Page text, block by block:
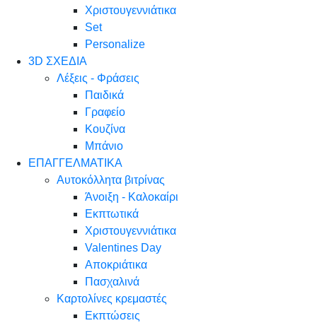
Χριστουγεννιάτικα
Set
Personalize
3D ΣΧΕΔΙΑ
Λέξεις - Φράσεις
Παιδικά
Γραφείο
Κουζίνα
Μπάνιο
ΕΠΑΓΓΕΛΜΑΤΙΚΑ
Αυτοκόλλητα βιτρίνας
Άνοιξη - Καλοκαίρι
Εκπτωτικά
Χριστουγεννιάτικα
Valentines Day
Αποκριάτικα
Πασχαλινά
Καρτολίνες κρεμαστές
Εκπτώσεις